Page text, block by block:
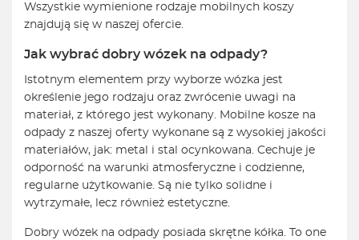
Wszystkie wymienione rodzaje mobilnych koszy
znajdują się w naszej ofercie.
Jak wybrać dobry wózek na odpady?
Istotnym elementem przy wyborze wózka jest
określenie jego rodzaju oraz zwrócenie uwagi na
materiał, z którego jest wykonany. Mobilne kosze na
odpady z naszej oferty wykonane są z wysokiej jakości
materiałów, jak: metal i stal ocynkowana. Cechuje je
odporność na warunki atmosferyczne i codzienne,
regularne użytkowanie. Są nie tylko solidne i
wytrzymałe, lecz również estetyczne.
Dobry wózek na odpady posiada skrętne kółka. To one